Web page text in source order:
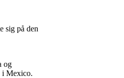
sig på den
og
i Mexico.